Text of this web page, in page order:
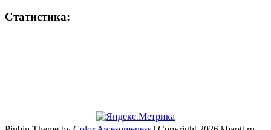
Статистика: